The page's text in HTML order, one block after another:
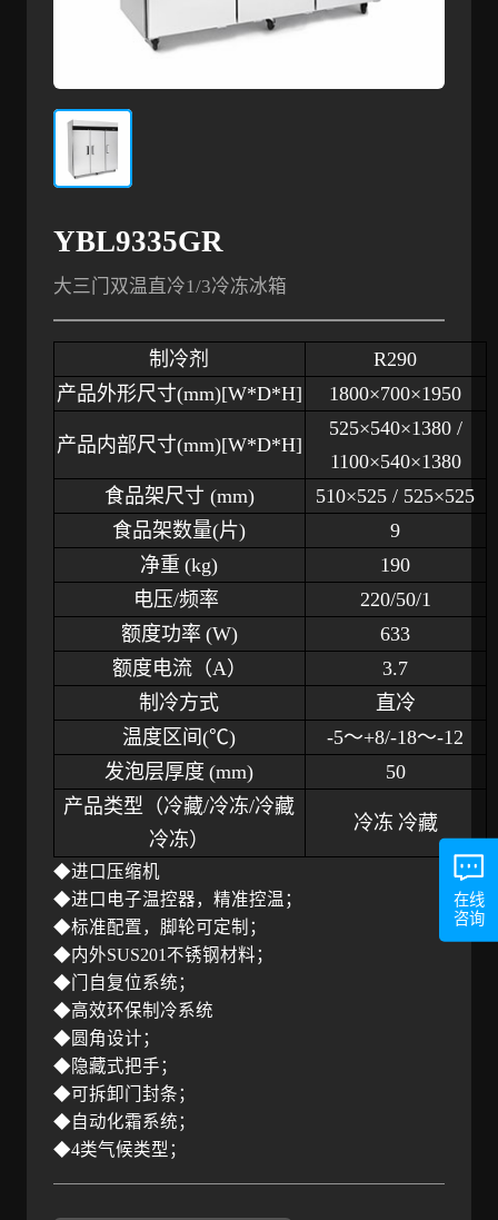
YBL9335GR
大三门双温直冷1/3冷冻冰箱
制冷剂
R290
产品外形尺寸(mm)[W*D*H] 1800×700×1950
产品内部尺寸(mm)[W*D*H]
525×540×1380 /
1100×540×1380
食品架尺寸 (mm)
510×525 / 525×525
食品架数量(片)
9
净重 (kg)
190
电压/频率
220/50/1
额度功率 (W)
633
额度电流（A）
3.7
制冷方式
直冷
温度区间(℃)
-5～+8/-18～-12
发泡层厚度 (mm)
50
产品类型（冷藏/冷冻/冷藏
冷冻）
冷冻 冷藏
◆进口压缩机
◆进口电子温控器，精准控温；
◆标准配置，脚轮可定制；
◆内外SUS201不锈钢材料；
◆门自复位系统；
◆高效环保制冷系统
◆圆角设计；
◆隐藏式把手；
◆可拆卸门封条；
◆自动化霜系统；
◆4类气候类型；
在线
咨询